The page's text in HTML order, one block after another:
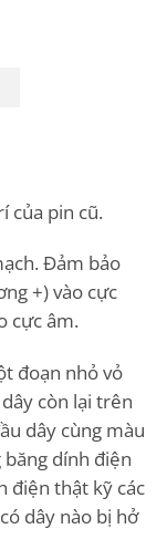
của pin cũ.
Đảm bảo
+) vào cực
cực âm.
đoạn nhỏ vỏ
còn lại trên
dây cùng màu
băng dính điện
điện thật kỹ các
dây nào bị hở